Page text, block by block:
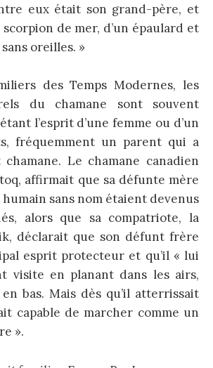
eux était son grand-père, et
scorpion de mer, d’un épaulard et
oreilles. »
des Temps Modernes, les
du chamane sont souvent
l’esprit d’une femme ou d’un
fréquemment un parent qui a
Le chamane canadien
affirmait que sa défunte mère
sans nom étaient devenus
alors que sa compatriote, la
déclarait que son défunt frère
esprit protecteur et qu’il « lui
visite en planant dans les airs,
bas. Mais dès qu’il atterrissait
capable de marcher comme un
».